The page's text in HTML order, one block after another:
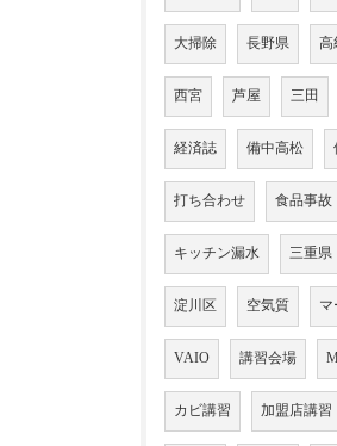
大掃除 長野県 高
西宮 芦屋 三田
経済誌 備中高松
打ち合わせ 食品事故
キッチン漏水 三重県
淀川区 空気質 マ
VAIO 講習会場
カビ講習 加盟店講習